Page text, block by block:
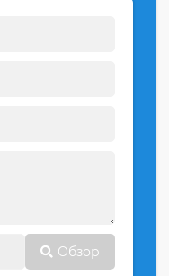
Обзор